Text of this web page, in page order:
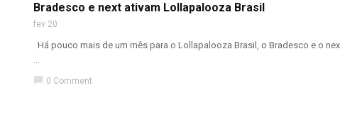
Bradesco e next ativam Lollapalooza Brasil
fev 20
Há pouco mais de um mês para o Lollapalooza Brasil, o Bradesco e o
...
chat_bubble 0 Comment